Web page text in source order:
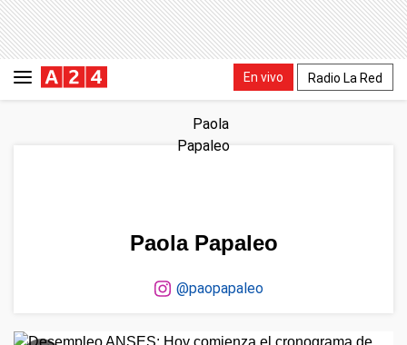
En vivo Radio La Red
Paola Papaleo
@paopapaleo